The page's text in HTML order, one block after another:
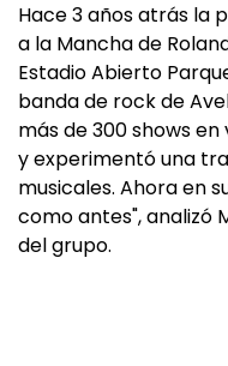
Hace 3 años atrás la
a la Mancha de
Estadio Abierto
banda de rock de
más de 300 shows
y experimentó una
musicales. Ahora en
como antes", analizó
del grupo.